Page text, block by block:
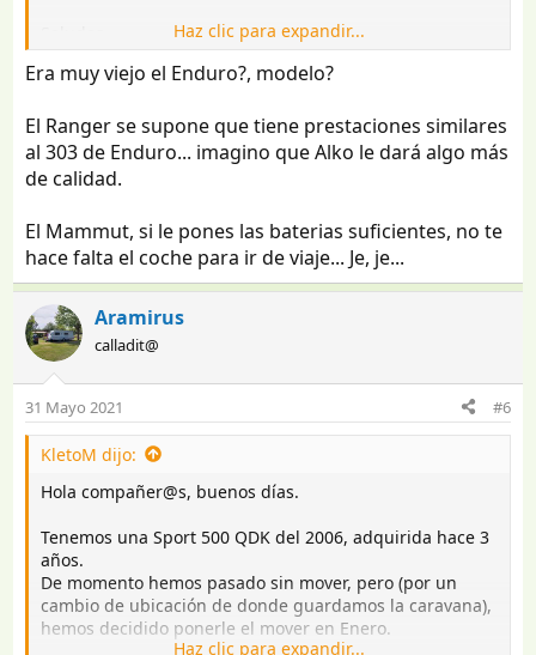
Haz clic para expandir...
Era muy viejo el Enduro?, modelo?
El Ranger se supone que tiene prestaciones similares
al 303 de Enduro... imagino que Alko le dará algo más
de calidad.
El Mammut, si le pones las baterias suficientes, no te
hace falta el coche para ir de viaje... Je, je...
Aramirus
calladit@
31 Mayo 2021 #6
KletoM dijo:
Hola compañer@s, buenos días.
Tenemos una Sport 500 QDK del 2006, adquirida hace 3
años.
De momento hemos pasado sin mover, pero (por un
cambio de ubicación de donde guardamos la caravana),
hemos decidido ponerle el mover en Enero.
Haz clic para expandir...